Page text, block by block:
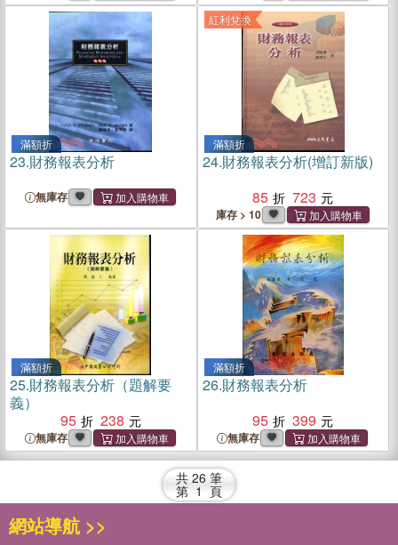
滿額折
23.財務報表分析
無庫存
紅利兌換
滿額折
24.財務報表分析(增訂新版)
85
723
庫存 > 10
滿額折
25.財務報表分析（題解要
義）
95
238
無庫存
滿額折
26.財務報表分析
95
399
無庫存
共 26 筆
第 1 頁
網站導航 >>